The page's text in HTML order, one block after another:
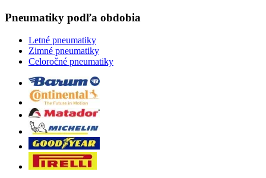
Pneumatiky podľa obdobia
Letné pneumatiky
Zimné pneumatiky
Celoročné pneumatiky